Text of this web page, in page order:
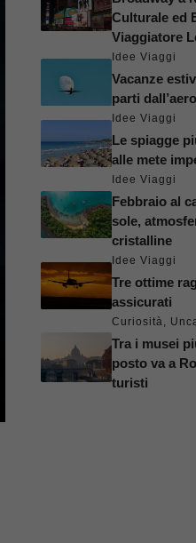
Culturale ed
Viaggiatore
Idee Viaggi
Vacanze
parti
Idee Viaggi
Le spiagge
alle mete
Idee Viaggi
Febbraio al
sole,
cristalline
Idee Viaggi
Tre ottime
assicurati
Curiosità,
Tra i musei
posto va a
turisti